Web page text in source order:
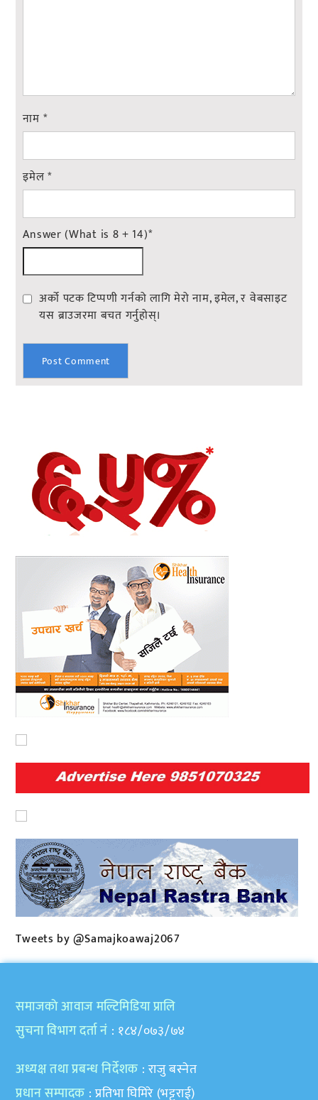
नाम *
इमेल*
Answer (What is 8 + 14)*
अर्को पटक टिप्पणी गर्नको लागि मेरो नाम, इमेल, र वेबसाइट
यस ब्राउजरमा बचत गर्नुहोस्।
Tweets by @Samajkoawaj2067
समाजकाे आवाज मल्टिमिडिया प्रालि
सुचना विभाग दर्ता नं : १८४/०७३/७४
अध्यक्ष तथा प्रबन्ध निर्देशक : राजु बस्नेत
प्रधान सम्पादक : प्रतिभा घिमिरे (भट्टराई)